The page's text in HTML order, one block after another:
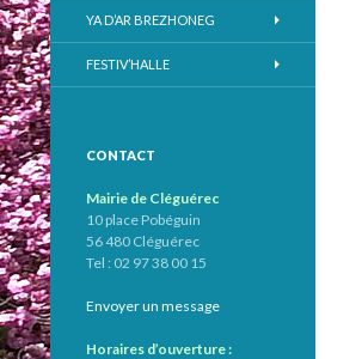
YA D’AR BREZHONEG
FESTIV’HALLE
CONTACT
Mairie de Cléguérec
10 place Pobéguin
56 480 Cléguérec
Tel : 02 97 38 00 15
Envoyer un message
Horaires d’ouverture :